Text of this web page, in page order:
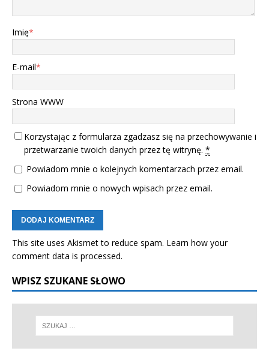
Imię*
E-mail*
Strona WWW
Korzystając z formularza zgadzasz się na przechowywanie i
przetwarzanie twoich danych przez tę witrynę. *
Powiadom mnie o kolejnych komentarzach przez email.
Powiadom mnie o nowych wpisach przez email.
This site uses Akismet to reduce spam. Learn how your
comment data is processed.
WPISZ SZUKANE SŁOWO